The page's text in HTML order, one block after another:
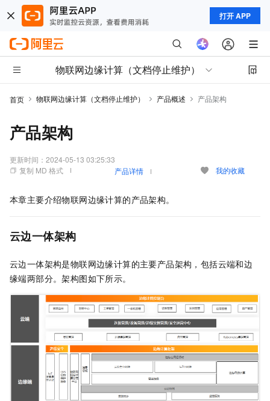
打开 APP
物联网边缘计算（文档停止维护）
首页 物联网边缘计算（文档停止维护） 产品概述 产品架构
产品架构
更新时间： 2024-05-13 03:25:33
复制 MD 格式
产品详情 我的收藏
本章主要介绍物联网边缘计算的产品架构。
云边一体架构
云边一体架构是物联网边缘计算的主要产品架构，包括云端和边
缘端两部分。架构图如下所示。